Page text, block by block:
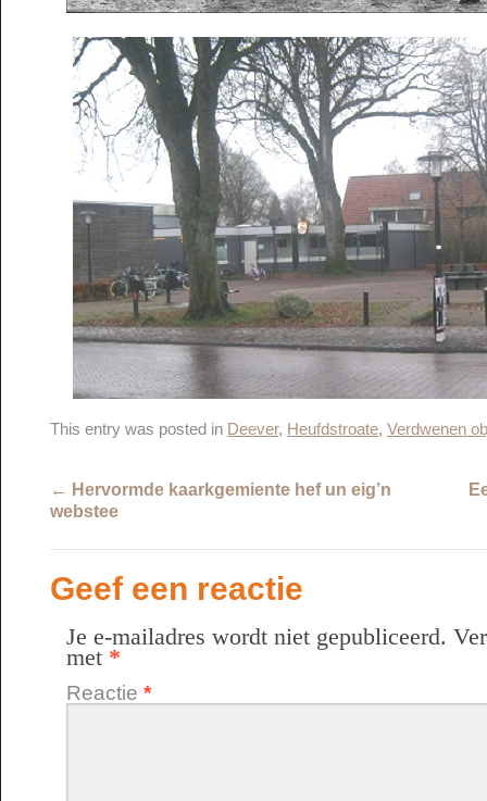
This entry was posted in Deever, Heufdstroate, Verdwenen
← Hervormde kaarkgemiente hef un eig’n
webstee
Geef een reactie
Je e-mailadres wordt niet gepubliceerd.
met *
Reactie *